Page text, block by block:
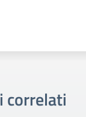
correlati